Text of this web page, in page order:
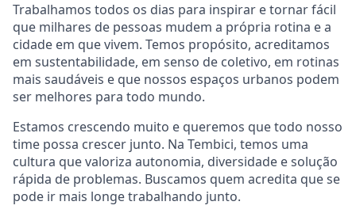
Trabalhamos todos os dias para inspirar e tornar fácil
que milhares de pessoas mudem a própria rotina e a
cidade em que vivem. Temos propósito, acreditamos
em sustentabilidade, em senso de coletivo, em rotinas
mais saudáveis e que nossos espaços urbanos podem
ser melhores para todo mundo.
Estamos crescendo muito e queremos que todo nosso
time possa crescer junto. Na Tembici, temos uma
cultura que valoriza autonomia, diversidade e solução
rápida de problemas. Buscamos quem acredita que se
pode ir mais longe trabalhando junto.